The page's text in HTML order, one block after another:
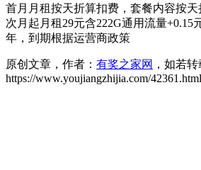
首月月租按天折算扣费，套餐内容按天
次月起月租29元含222G通用流量+0.15
年，到期根据运营商政策
原创文章，作者： 有奖之家网 ，如若
https://www.youjiangzhijia.com/42361.html